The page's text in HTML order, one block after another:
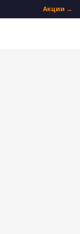
Акции →